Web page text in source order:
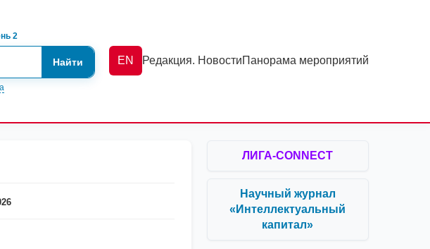
2
Найти EN Редакция. НовостиПанорама мероприятий
ЛИГА-CONNECT
Научный журнал
«Интеллектуальный
капитал»